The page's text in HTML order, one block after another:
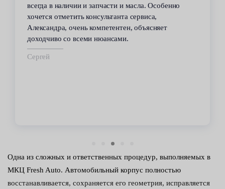
сервиса. Высокий профессионализм персонала
всегда помогал решить возникающие с
автомобилем проблемы. Все работы по
техобслуживанию проводились качественно и в
срок.
Одна из сложных и ответственных процедур, выполняемых в
МКЦ Fresh Auto. Автомобильный корпус полностью
восстанавливается, сохраняется его геометрия, исправляется